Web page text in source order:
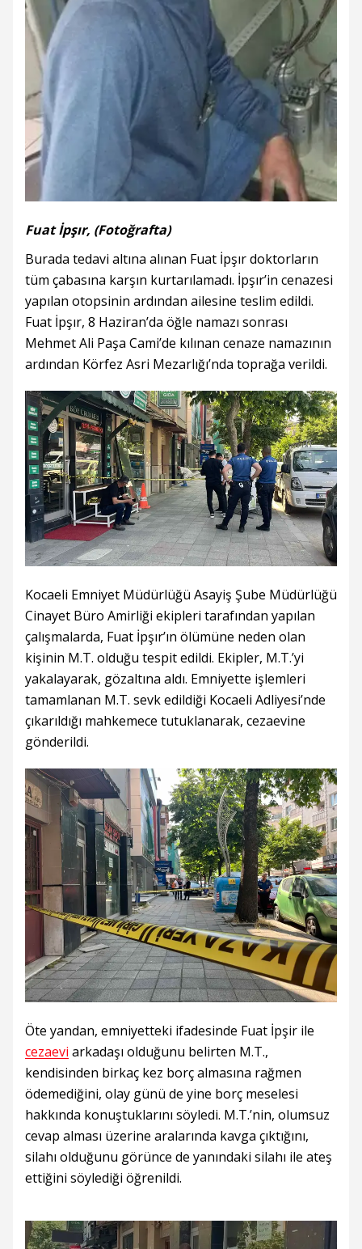
Fuat İpşır, (Fotoğrafta)
Burada tedavi altına alınan Fuat İpşır doktorların
tüm çabasına karşın kurtarılamadı. İpşır’in cenazesi
yapılan otopsinin ardından ailesine teslim edildi.
Fuat İpşır, 8 Haziran’da öğle namazı sonrası
Mehmet Ali Paşa Cami’de kılınan cenaze namazının
ardından Körfez Asri Mezarlığı’nda toprağa verildi.
Kocaeli Emniyet Müdürlüğü Asayiş Şube Müdürlüğü
Cinayet Büro Amirliği ekipleri tarafından yapılan
çalışmalarda, Fuat İpşır’ın ölümüne neden olan
kişinin M.T. olduğu tespit edildi. Ekipler, M.T.’yi
yakalayarak, gözaltına aldı. Emniyette işlemleri
tamamlanan M.T. sevk edildiği Kocaeli Adliyesi’nde
çıkarıldığı mahkemece tutuklanarak, cezaevine
gönderildi.
Öte yandan, emniyetteki ifadesinde Fuat İpşir ile
cezaevi arkadaşı olduğunu belirten M.T.,
kendisinden birkaç kez borç almasına rağmen
ödemediğini, olay günü de yine borç meselesi
hakkında konuştuklarını söyledi. M.T.’nin, olumsuz
cevap alması üzerine aralarında kavga çıktığını,
silahı olduğunu görünce de yanındaki silahı ile ateş
ettiğini söylediği öğrenildi.